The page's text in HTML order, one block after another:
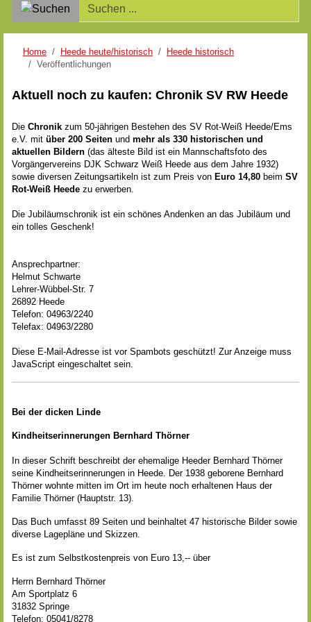
Home Heede heute/historisch
Heede historisch
Veröffentlichungen
Aktuell noch zu kaufen: Chronik SV RW Heede
Die Chronik zum 50-jährigen Bestehen des SV Rot-Weiß Heede/Ems
e.V. mit über 200 Seiten und mehr als 330 historischen und
aktuellen Bildern (das älteste Bild ist ein Mannschaftsfoto des
Vorgängervereins DJK Schwarz Weiß Heede aus dem Jahre 1932)
sowie diversen Zeitungsartikeln ist zum Preis von Euro 14,80 beim SV
Rot-Weiß Heede zu erwerben.
Die Jubiläumschronik ist ein schönes Andenken an das Jubiläum und
ein tolles Geschenk!
Ansprechpartner:
Helmut Schwarte
Lehrer-Wübbel-Str. 7
26892 Heede
Telefon: 04963/2240
Telefax: 04963/2280
Diese E-Mail-Adresse ist vor Spambots geschützt! Zur Anzeige muss
JavaScript eingeschaltet sein.
Bei der dicken Linde
Kindheitserinnerungen Bernhard Thörner
In dieser Schrift beschreibt der ehemalige Heeder Bernhard Thörner
seine Kindheitserinnerungen in Heede. Der 1938 geborene Bernhard
Thörner wohnte mitten im Ort im heute noch erhaltenen Haus der
Familie Thörner (Hauptstr. 13).
Das Buch umfasst 89 Seiten und beinhaltet 47 historische Bilder sowie
diverse Lagepläne und Skizzen.
Es ist zum Selbstkostenpreis von Euro 13,-- über
Herrn Bernhard Thörner
Am Sportplatz 6
31832 Springe
Telefon: 05041/8278